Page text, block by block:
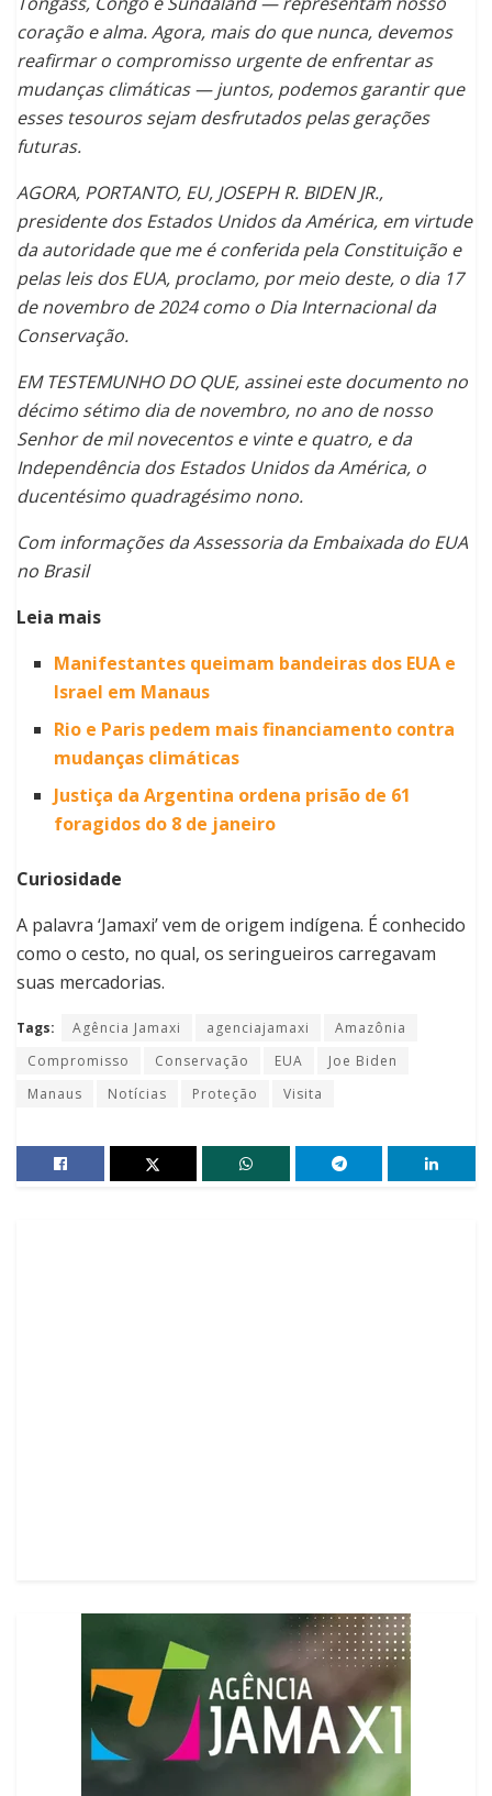
coração e alma. Agora, mais do que nunca, devemos
reafirmar o compromisso urgente de enfrentar as
mudanças climáticas — juntos, podemos garantir que
esses tesouros sejam desfrutados pelas gerações
futuras.
AGORA, PORTANTO, EU, JOSEPH R. BIDEN JR.,
presidente dos Estados Unidos da América, em virtude
da autoridade que me é conferida pela Constituição e
pelas leis dos EUA, proclamo, por meio deste, o dia 17
de novembro de 2024 como o Dia Internacional da
Conservação.
EM TESTEMUNHO DO QUE, assinei este documento no
décimo sétimo dia de novembro, no ano de nosso
Senhor de mil novecentos e vinte e quatro, e da
Independência dos Estados Unidos da América, o
ducentésimo quadragésimo nono.
Com informações da Assessoria da Embaixada do EUA
no Brasil
Leia mais
Manifestantes queimam bandeiras dos EUA e
Israel em Manaus
Rio e Paris pedem mais financiamento contra
mudanças climáticas
Justiça da Argentina ordena prisão de 61
foragidos do 8 de janeiro
Curiosidade
A palavra ‘Jamaxi’ vem de origem indígena. É conhecido
como o cesto, no qual, os seringueiros carregavam
suas mercadorias.
Tags: Agência Jamaxi agenciajamaxi
Amazônia
Compromisso
Conservação EUA
Joe Biden
Manaus
Notícias Proteção Visita